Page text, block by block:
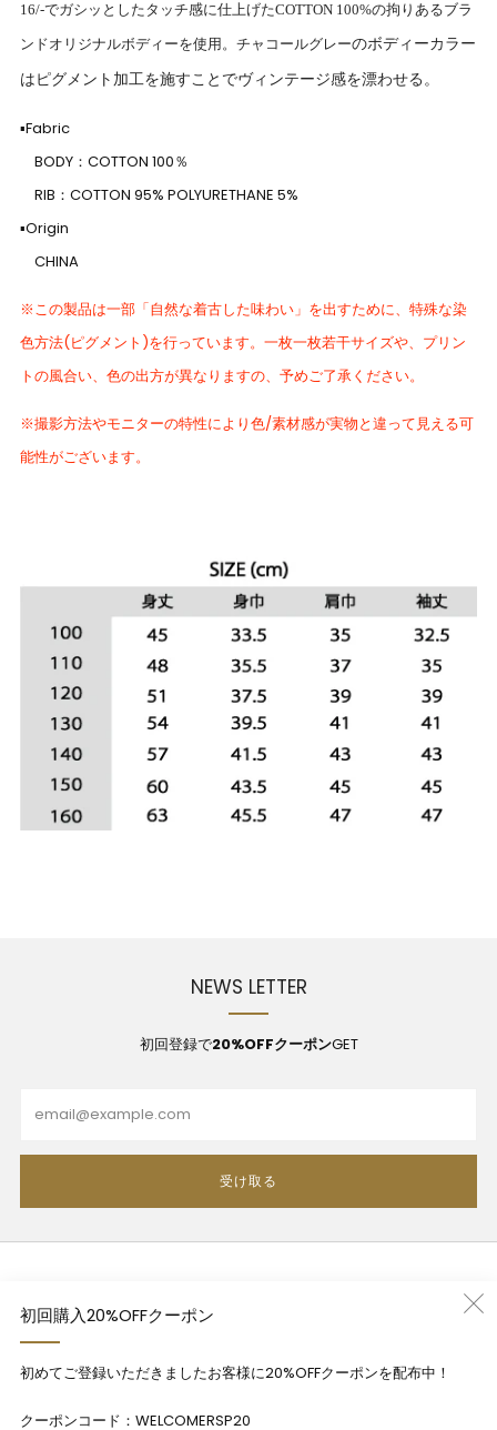
初回購入20%OFFクーポン
初めてご登録いただきましたお客様に20%OFFクーポンを配布中！
クーポンコード：WELCOMERSP20
16/-でガシッとしたタッチ感に仕上げたCOTTON 100%の拘りあるブラ
ンドオリジナルボディーを使用。チャコールグレーのボディーカラー
はピグメント加工を施すことでヴィンテージ感を漂わせる。
▪Fabric
BODY：COTTON 100％
RIB：COTTON 95% POLYURETHANE 5%
▪Origin
CHINA
※この製品は一部「自然な着古した味わい」を出すために、特殊な染
色方法(ピグメント)を行っています。一枚一枚若干サイズや、プリン
トの風合い、色の出方が異なりますの、予めご了承ください。
※撮影方法やモニターの特性により色/素材感が実物と違って見える可
能性がございます。
NEWS LETTER
初回登録で20%OFFクーポンGET
受け取る
プライバシーポリシー
特定商法取引法に基づく表記